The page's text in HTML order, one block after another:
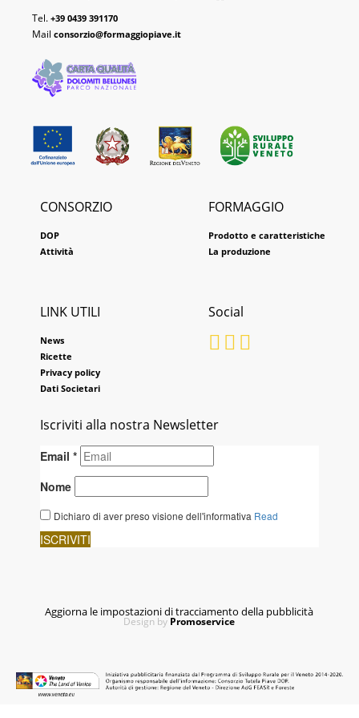
Tel. +39 0439 391170
Mail consorzio@formaggiopiave.it
CONSORZIO
DOP
Attività
FORMAGGIO
Prodotto e caratteristiche
La produzione
Social
LINK UTILI
News
Ricette
Privacy policy
Dati Societari
Iscriviti alla nostra Newsletter
Aggiorna le impostazioni di tracciamento della pubblicità
Design by Promoservice